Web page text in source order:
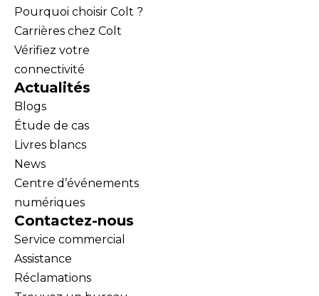
Pourquoi choisir Colt ?
Carrières chez Colt
Vérifiez votre
connectivité
Actualités
Blogs
Étude de cas
Livres blancs
News
Centre d’événements
numériques
Contactez-nous
Service commercial
Assistance
Réclamations